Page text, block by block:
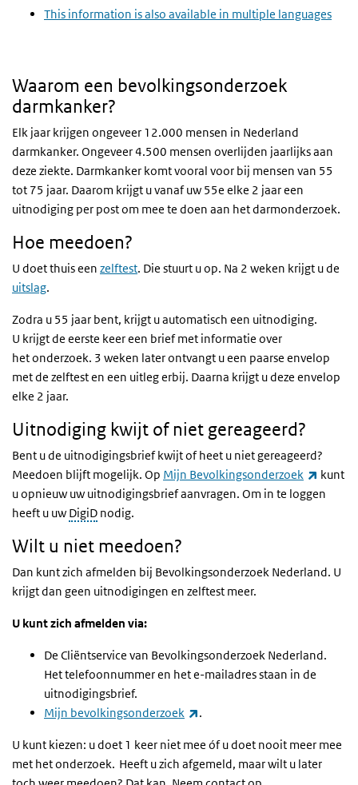
This information is also available in multiple languages
Waarom een bevolkingsonderzoek
darmkanker?
Elk jaar krijgen ongeveer 12.000 mensen in Nederland
darmkanker. Ongeveer 4.500 mensen overlijden jaarlijks aan
deze ziekte. Darmkanker komt vooral voor bij mensen van 55
tot 75 jaar. Daarom krijgt u vanaf uw 55e elke 2 jaar een
uitnodiging per post om mee te doen aan het darmonderzoek.
Hoe meedoen?
U doet thuis een zelftest. Die stuurt u op. Na 2 weken krijgt u de
uitslag.
Zodra u 55 jaar bent, krijgt u automatisch een uitnodiging.
U krijgt de eerste keer een brief met informatie over
het onderzoek. 3 weken later ontvangt u een paarse envelop
met de zelftest en een uitleg erbij. Daarna krijgt u deze envelop
elke 2 jaar.
Uitnodiging kwijt of niet gereageerd?
Bent u de uitnodigingsbrief kwijt of heet u niet gereageerd?
Meedoen blijft mogelijk. Op Mijn Bevolkingsonderzoek
kunt
u opnieuw uw uitnodigingsbrief aanvragen. Om in te loggen
heeft u uw DigiD nodig.
Wilt u niet meedoen?
Dan kunt zich afmelden bij Bevolkingsonderzoek Nederland. U
krijgt dan geen uitnodigingen en zelftest meer.
U kunt zich afmelden via:
De Cliëntservice van Bevolkingsonderzoek Nederland.
Het telefoonnummer en het e-mailadres staan in de
uitnodigingsbrief.
Mijn bevolkingsonderzoek
.
U kunt kiezen: u doet 1 keer niet mee óf u doet nooit meer mee
met het onderzoek. Heeft u zich afgemeld, maar wilt u later